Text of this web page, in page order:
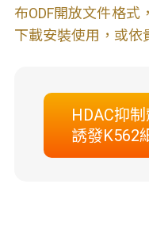
布ODF開放文件格式
下載安裝使用，或依
HDAC抑
誘發K562